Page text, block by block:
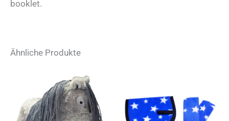
booklet.
Ähnliche Produkte